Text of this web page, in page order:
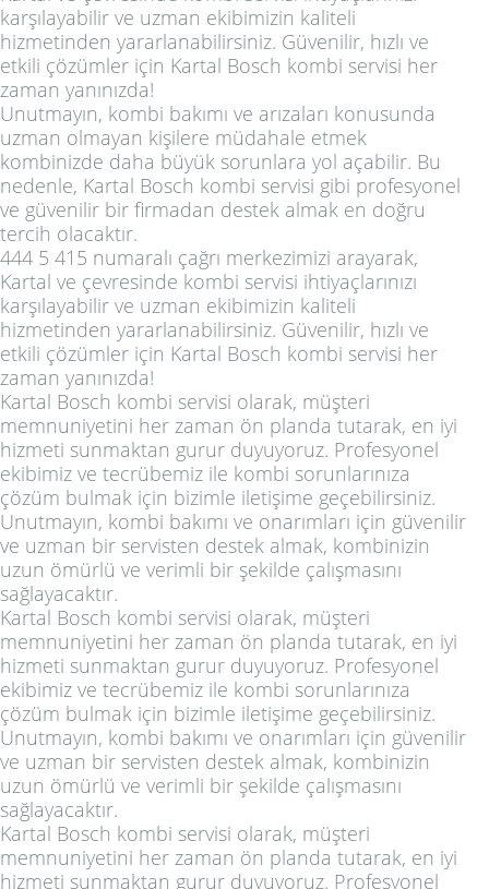
karşılayabilir ve uzman ekibimizin kaliteli
hizmetinden yararlanabilirsiniz. Güvenilir, hızlı ve
etkili çözümler için Kartal Bosch kombi servisi her
zaman yanınızda!
Unutmayın, kombi bakımı ve arızaları konusunda
uzman olmayan kişilere müdahale etmek
kombinizde daha büyük sorunlara yol açabilir. Bu
nedenle, Kartal Bosch kombi servisi gibi profesyonel
ve güvenilir bir firmadan destek almak en doğru
tercih olacaktır.
444 5 415 numaralı çağrı merkezimizi arayarak,
Kartal ve çevresinde kombi servisi ihtiyaçlarınızı
karşılayabilir ve uzman ekibimizin kaliteli
hizmetinden yararlanabilirsiniz. Güvenilir, hızlı ve
etkili çözümler için Kartal Bosch kombi servisi her
zaman yanınızda!
Kartal Bosch kombi servisi olarak, müşteri
memnuniyetini her zaman ön planda tutarak, en iyi
hizmeti sunmaktan gurur duyuyoruz. Profesyonel
ekibimiz ve tecrübemiz ile kombi sorunlarınıza
çözüm bulmak için bizimle iletişime geçebilirsiniz.
Unutmayın, kombi bakımı ve onarımları için güvenilir
ve uzman bir servisten destek almak, kombinizin
uzun ömürlü ve verimli bir şekilde çalışmasını
sağlayacaktır.
Kartal Bosch kombi servisi olarak, müşteri
memnuniyetini her zaman ön planda tutarak, en iyi
hizmeti sunmaktan gurur duyuyoruz. Profesyonel
ekibimiz ve tecrübemiz ile kombi sorunlarınıza
çözüm bulmak için bizimle iletişime geçebilirsiniz.
Unutmayın, kombi bakımı ve onarımları için güvenilir
ve uzman bir servisten destek almak, kombinizin
uzun ömürlü ve verimli bir şekilde çalışmasını
sağlayacaktır.
Kartal Bosch kombi servisi olarak, müşteri
memnuniyetini her zaman ön planda tutarak, en iyi
hizmeti sunmaktan gurur duyuyoruz. Profesyonel